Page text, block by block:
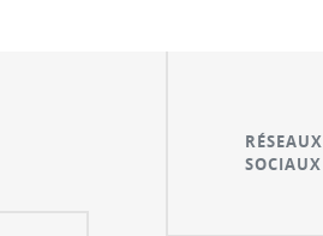
RÉSEAUX
SOCIAUX